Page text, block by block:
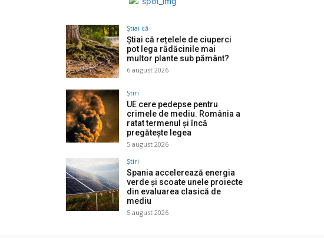
Știai că
Știai că rețelele de ciuperci
pot lega rădăcinile mai
multor plante sub pământ?
6 august 2026
Știri
UE cere pedepse pentru
crimele de mediu. România a
ratat termenul și încă
pregătește legea
5 august 2026
Știri
Spania accelerează energia
verde și scoate unele proiecte
din evaluarea clasică de
mediu
5 august 2026